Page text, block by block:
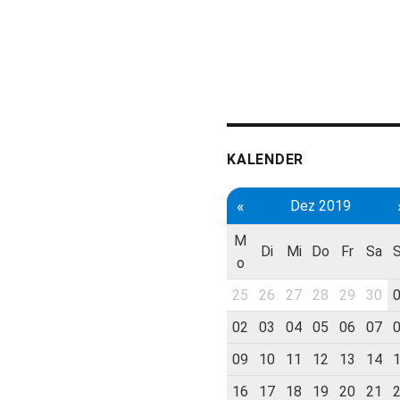
KALENDER
« Dez 2019
M
o
Di Mi Do Fr Sa
25 26 27 28 29 30
02
03 04 05 06 07
09
10 11 12 13 14
16
17 18 19 20 21